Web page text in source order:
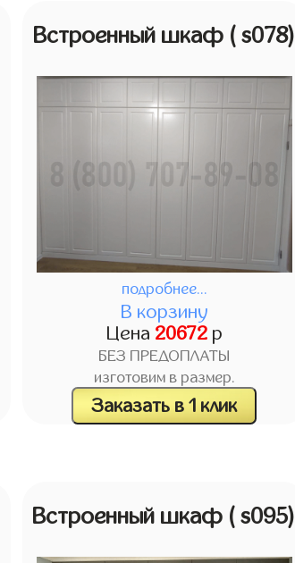
Встроенный шкаф ( s078)
подробнее...
В корзину
Цена 20672р
БЕЗ ПРЕДОПЛАТЫ
изготовим в размер.
Заказать в 1 клик
Встроенный шкаф ( s095)